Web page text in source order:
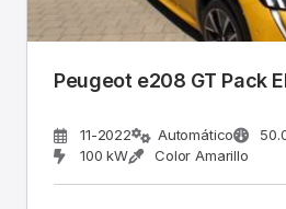
Peugeot e208 GT Pack
11-2022 Automático
100 kW
Color Amarillo